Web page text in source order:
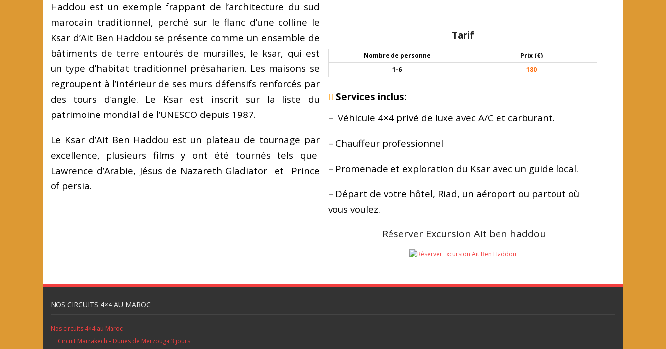
Haddou est un exemple frappant de l’architecture du sud
marocain traditionnel, perché sur le flanc d’une colline le
Ksar d’Ait Ben Haddou se présente comme un ensemble de
bâtiments de terre entourés de murailles, le ksar, qui est
un type d’habitat traditionnel présaharien. Les maisons se
regroupent à l’intérieur de ses murs défensifs renforcés par
des tours d’angle. Le Ksar est inscrit sur la liste du
patrimoine mondial de l’UNESCO depuis 1987.
Le Ksar d’Ait Ben Haddou est un plateau de tournage par
excellence, plusieurs films y ont été tournés tels que
Lawrence d’Arabie, Jésus de Nazareth Gladiator et Prince
of persia.
Tarif
Nombre de personne
Prix (€)
1-6
180
Services inclus:
– Véhicule 4×4 privé de luxe avec A/C et carburant.
– Chauffeur professionnel.
– Promenade et exploration du Ksar avec un guide local.
– Départ de votre hôtel, Riad, un aéroport ou partout où
vous voulez.
Réserver Excursion Ait ben haddou
NOS CIRCUITS 4×4 AU MAROC
Nos circuits 4×4 au Maroc
Circuit Marrakech – Dunes de Merzouga 3 jours